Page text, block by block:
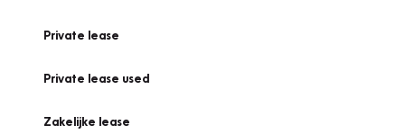
Private lease
Private lease used
Zakelijke lease